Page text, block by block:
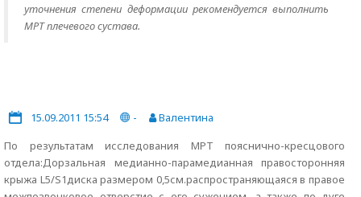
уточнения степени деформации рекомендуется выполнить
МРТ плечевого сустава.
15.09.2011 15:54 -
Валентина
По результатам исследования МРТ пояснично-кресцового
отдела:Дорзальная медианно-парамедианная правосторонняя
крыжа L5/S1диска размером 0,5см.распространяющаяся в правое